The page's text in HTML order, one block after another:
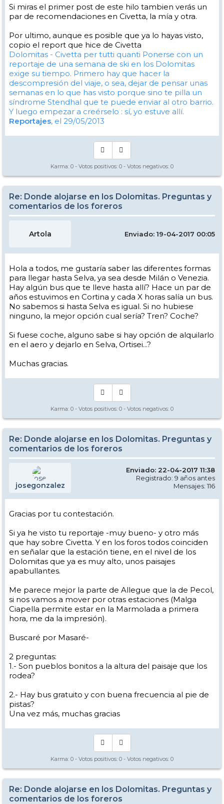
Si miras el primer post de este hilo tambien verás un
par de recomendaciones en Civetta, la mía y otra.
Por ultimo, aunque es posible que ya lo hayas visto,
copio el report que hice de Civetta
Dolomitas - Civetta per tutti quanti Ponerse con un
reportaje de una semana de ski en los Dolomitas
exige su tiempo. Primero hay que hacer la
descompresión del viaje, o sea, dejar de pensar unas
semanas en lo que has visto porque sino te pilla un
síndrome Stendhal que te puede enviar al otro barrio.
Y luego empezar a creérselo : sí, yo estuve allí.
Reportajes, el 29/05/2013
Karma: 0 - Votos positivos: 0 - Votos negativos: 0
Re: Donde alojarse en los Dolomitas. Preguntas y
comentarios de los foreros
Artola Enviado: 19-04-2017 00:05
Hola a todos, me gustaría saber las diferentes formas
para llegar hasta Selva, ya sea desde Milán o Venezia.
Hay algún bus que te lleve hasta allí? Hace un par de
años estuvimos en Cortina y cada X horas salía un bus.
No sabemos si hasta Selva es igual. Si no hubiese
ninguno, la mejor opción cual sería? Tren? Coche?
Si fuese coche, alguno sabe si hay opción de alquilarlo
en el aero y dejarlo en Selva, Ortisei...?
Muchas gracias.
Karma: 0 - Votos positivos: 0 - Votos negativos: 0
Re: Donde alojarse en los Dolomitas. Preguntas y
comentarios de los foreros
josegonzalez
Enviado: 22-04-2017 11:38
Registrado: 9 años antes
Mensajes: 116
Gracias por tu contestación.
Si ya he visto tu reportaje -muy bueno- y otro más
que hay sobre Civetta. Y en los foros todos coinciden
en señalar que la estación tiene, en el nivel de los
Dolomitas que ya es muy alto, unos paisajes
apabullantes.
Me parece mejor la parte de Allegue que la de Pecol,
si nos vamos a mover por otras estaciones (Malga
Ciapella permite estar en la Marmolada a primera
hora, me da la impresión).
Buscaré por Masaré-
2 preguntas:
1.- Son pueblos bonitos a la altura del paisaje que los
rodea?
2.- Hay bus gratuito y con buena frecuencia al pie de
pistas?
Una vez más, muchas gracias
Karma: 0 - Votos positivos: 0 - Votos negativos: 0
Re: Donde alojarse en los Dolomitas. Preguntas y
comentarios de los foreros